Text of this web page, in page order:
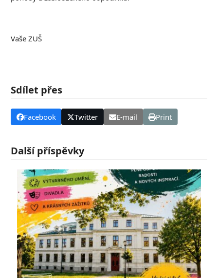
Vaše ZUŠ
Sdílet přes
Facebook Twitter E-mail Print
Další příspěvky